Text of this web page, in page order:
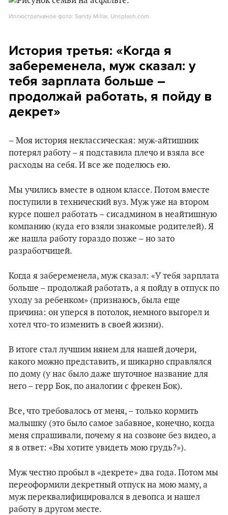
Иллюстративное фото: Sandy Millar, Unsplash.com.
История третья: «Когда я
забеременела, муж сказал: у
тебя зарплата больше –
продолжай работать, я пойду в
декрет»
– Моя история неклассическая: муж-айтишник
потерял работу – я подставила плечо и взяла все
расходы на себя. И все же поделюсь ею.
Мы учились вместе в одном классе. Потом вместе
поступили в технический вуз. Муж уже на втором
курсе пошел работать – сисадмином в неайтишную
компанию (куда его взяли знакомые родителей). Я
же нашла работу гораздо позже – но зато
разработчицей.
Когда я забеременела, муж сказал: «У тебя зарплата
больше – продолжай работать, а я пойду в отпуск по
уходу за ребенком» (признаюсь, была еще
причина: он уперся в потолок, немного выгорел и
хотел что-то изменить в своей жизни).
В итоге стал лучшим нянем для нашей дочери,
какого можно представить, и шикарно справлялся
по дому (у нас было даже шуточное название для
него – герр Бок, по аналогии с фрекен Бок).
Все, что требовалось от меня, – только кормить
малышку (это было самое забавное, конечно, когда
меня спрашивали, почему я на созвоне без видео, а
я в ответ: «Вы хотите увидеть мою грудь?»).
Муж честно пробыл в «декрете» два года. Потом мы
переоформили декретный отпуск на мою маму, а
муж переквалифицировался в девопса и нашел
работу в другом месте.